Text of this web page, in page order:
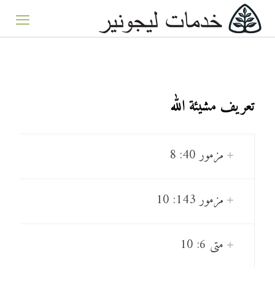
تعريف مشيئة الله
مزمور 40: 8
مزمور 143: 10
متى 6: 10